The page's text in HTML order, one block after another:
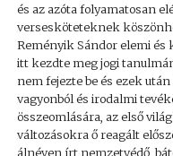
és az azóta folyamatosan
versesköteteknek
Reményik Sándor elemi és
itt kezdte meg jogi
nem fejezte be és ezek
vagyonból és irodalmi
összeomlására, az első
változásokra ő reagált
álnéven írt nemzetvédő,